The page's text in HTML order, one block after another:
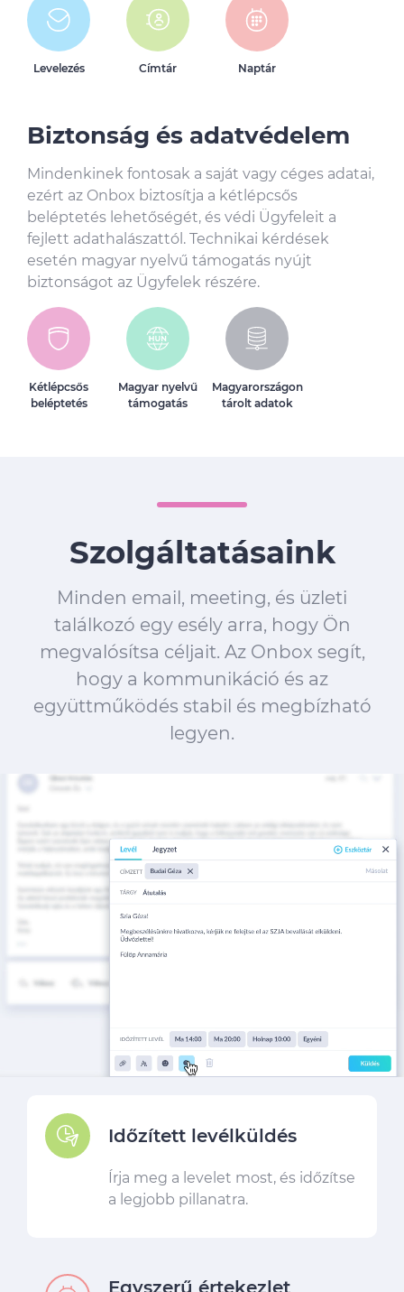
Levelezés Címtár Naptár
Biztonság és adatvédelem
Mindenkinek fontosak a saját vagy céges adatai,
ezért az Onbox biztosítja a kétlépcsős
beléptetés lehetőségét, és védi Ügyfeleit a
fejlett adathalászattól. Technikai kérdések
esetén magyar nyelvű támogatás nyújt
biztonságot az Ügyfelek részére.
Kétlépcsős
beléptetés
Magyar nyelvű
támogatás
Magyarországon
tárolt adatok
Szolgáltatásaink
Minden email, meeting, és üzleti
találkozó egy esély arra, hogy Ön
megvalósítsa céljait. Az Onbox segít,
hogy a kommunikáció és az
együttműködés stabil és megbízható
legyen.
Időzített levélküldés
Írja meg a levelet most, és időzítse
a legjobb pillanatra.
Egyszerű értekezlet